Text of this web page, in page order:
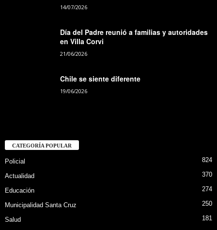
14/07/2026
Día del Padre reunió a familias y autoridades
en Villa Corvi
21/06/2026
Chile se siente diferente
19/06/2026
CATEGORÍA POPULAR
Policial 824
Actualidad 370
Educación 274
Municipalidad Santa Cruz 250
Salud
181